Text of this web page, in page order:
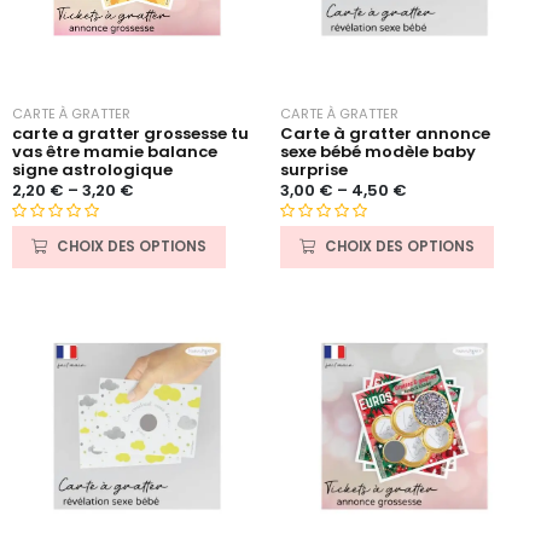
CARTE À GRATTER
carte a gratter grossesse tu
vas être mamie balance
signe astrologique
2,20 € – 3,20 €
CHOIX DES OPTIONS
CARTE À GRATTER
Carte à gratter annonce
sexe bébé modèle baby
surprise
3,00 € – 4,50 €
CHOIX DES OPTIONS